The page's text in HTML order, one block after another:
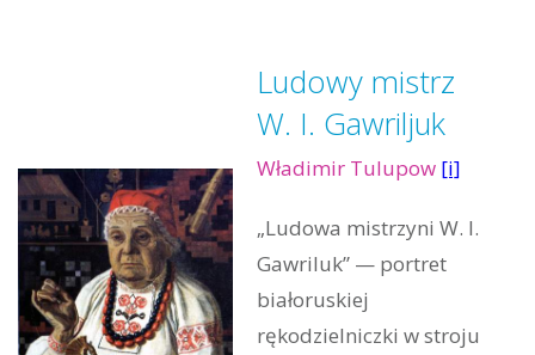
Ludowy mistrz
W. I. Gawriljuk
Władimir Tulupow [i]
„Ludowa mistrzyni W. I.
Gawriluk” — portret
białoruskiej
rękodzielniczki w stroju